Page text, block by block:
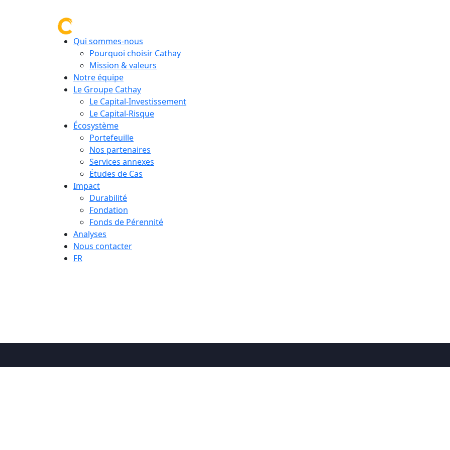
Qui sommes-nous
Pourquoi choisir Cathay
Mission & valeurs
Notre équipe
Le Groupe Cathay
Le Capital-Investissement
Le Capital-Risque
Écosystème
Portefeuille
Nos partenaires
Services annexes
Études de Cas
Impact
Durabilité
Fondation
Fonds de Pérennité
Analyses
Nous contacter
FR